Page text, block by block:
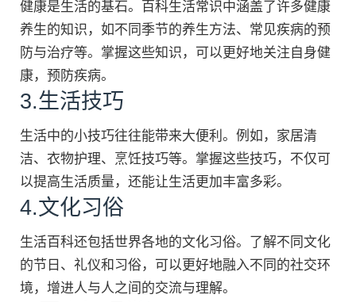
健康是生活的基石。百科生活常识中涵盖了许多健康
养生的知识，如不同季节的养生方法、常见疾病的预
防与治疗等。掌握这些知识，可以更好地关注自身健
康，预防疾病。
3.生活技巧
生活中的小技巧往往能带来大便利。例如，家居清
洁、衣物护理、烹饪技巧等。掌握这些技巧，不仅可
以提高生活质量，还能让生活更加丰富多彩。
4.文化习俗
生活百科还包括世界各地的文化习俗。了解不同文化
的节日、礼仪和习俗，可以更好地融入不同的社交环
境，增进人与人之间的交流与理解。